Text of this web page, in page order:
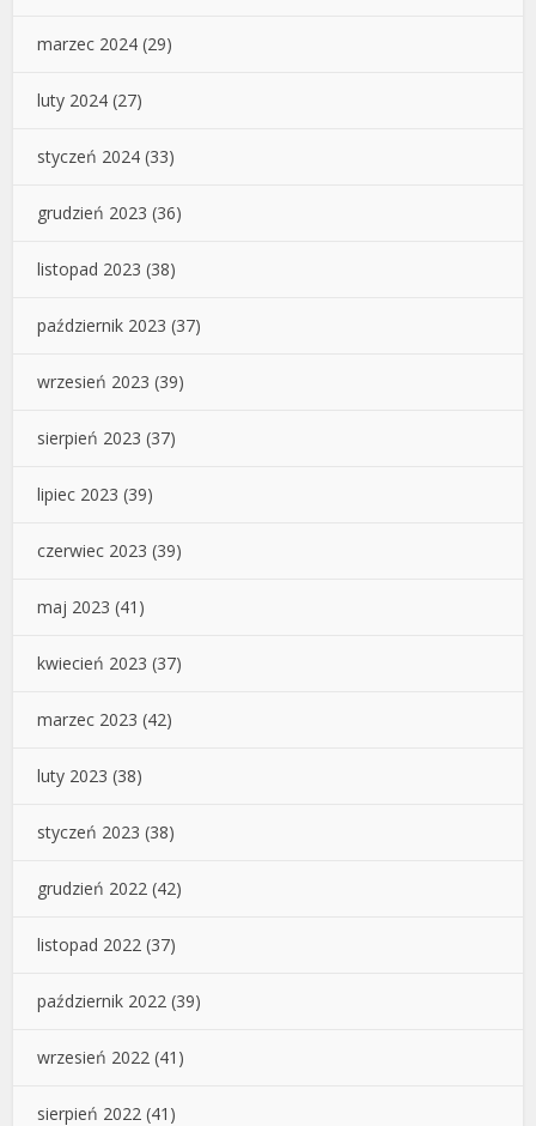
marzec 2024 (29)
luty 2024 (27)
styczeń 2024 (33)
grudzień 2023 (36)
listopad 2023 (38)
październik 2023 (37)
wrzesień 2023 (39)
sierpień 2023 (37)
lipiec 2023 (39)
czerwiec 2023 (39)
maj 2023 (41)
kwiecień 2023 (37)
marzec 2023 (42)
luty 2023 (38)
styczeń 2023 (38)
grudzień 2022 (42)
listopad 2022 (37)
październik 2022 (39)
wrzesień 2022 (41)
sierpień 2022 (41)